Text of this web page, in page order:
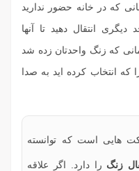
که در خانه حضور ندارید
دیگری انتقال دهید تا آنها
که زنگ واحدتان زده شد
که انتخاب کرده اید به صدا
هایی است که توانسته
زنگ را دارد. اگر علاقه